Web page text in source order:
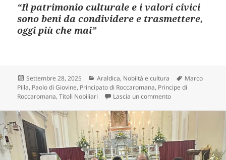
“Il patrimonio culturale e i valori civici
sono beni da condividere e trasmettere,
oggi più che mai”
Scritto
il
Settembre 28, 2025 Categorie
Araldica, Nobiltà e cultura Tag
Marco
Pilla, Paolo di Giovine, Principato di Roccaromana, Principe di
Roccaromana,Titoli Nobiliari Lascia un commentosu Limatola